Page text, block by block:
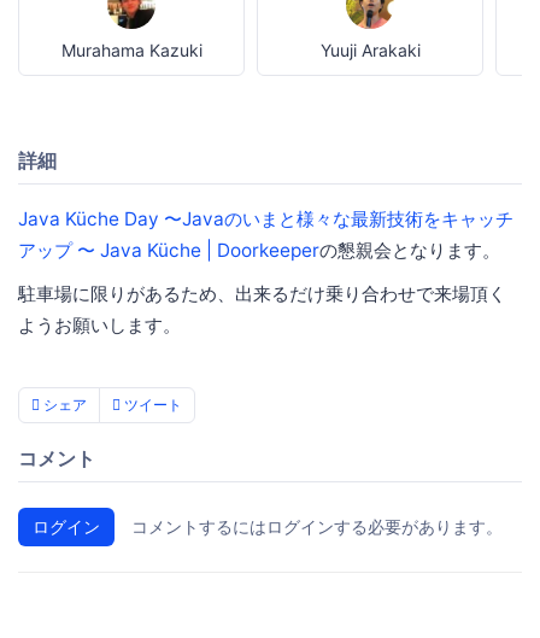
Murahama Kazuki Yuuji Arakaki
詳細
Java Küche Day 〜Javaのいまと様々な最新技術をキャッチ
アップ 〜 Java Küche | Doorkeeperの懇親会となります。
駐車場に限りがあるため、出来るだけ乗り合わせで来場頂く
ようお願いします。
シェア ツイート
コメント
ログイン コメントするにはログインする必要があります。